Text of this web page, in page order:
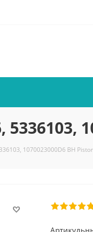
1070023000D6 BH